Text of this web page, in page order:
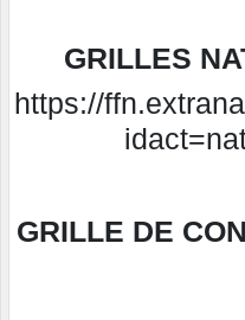
GRILLES
https://
GRILLE DE